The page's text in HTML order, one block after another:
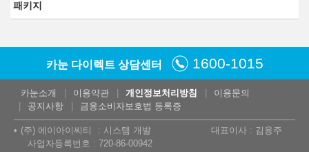
패키지
카눈 다이렉트 상담센터 1600-1015
카눈소개 이용약관 개인정보처리방침
이용문의
공지사항
금융소비자보호법 등록증
(주) 에이아이씨티 시스템 개발
대표이사 : 김용주
사업자등록번호 : 720-86-00942